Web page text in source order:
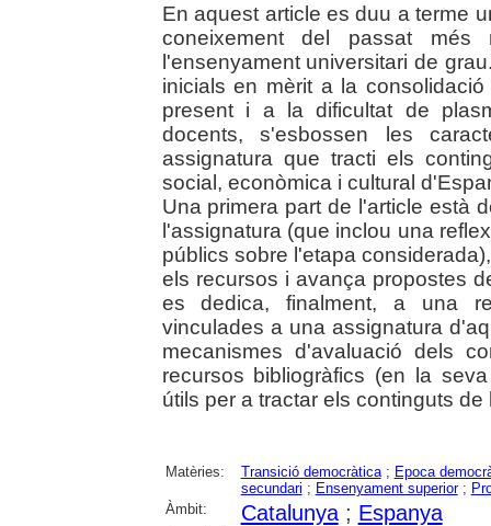
En aquest article es duu a terme
coneixement del passat
l'ensenyament universitari de
inicials en mèrit a la
present i a la dificultat de
docents, s'esbossen les
assignatura que tracti els
social, econòmica i cultural
Una primera part de l'article està
l'assignatura (que inclou una
públics sobre l'etapa
els recursos i avança propostes
es dedica, finalment, a una
vinculades a una assignatura
mecanismes d'avaluació dels
recursos bibliogràfics (en la
útils per a tractar els continguts de
Matèries: Transició democràtica; Epoca
secundari ; Ensenyament superior;
Àmbit:
Catalunya; Espanya